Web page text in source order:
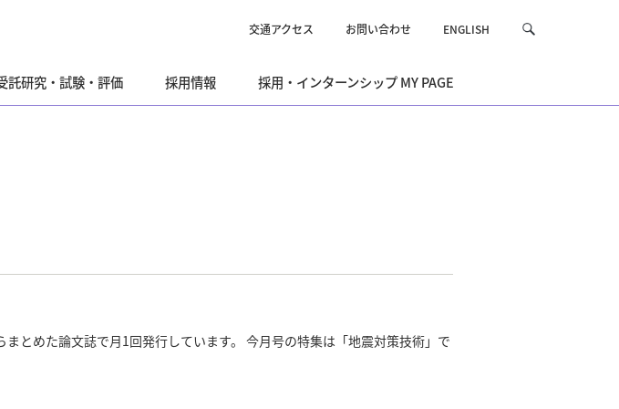
交通アクセス お問い合わせ ENGLISH
サ
を
託研究・試験・評価 採用情報 採用・インターンシップ MY PAGE
とめた論文誌で月1回発行しています。 今月号の特集は「地震対策技術」で